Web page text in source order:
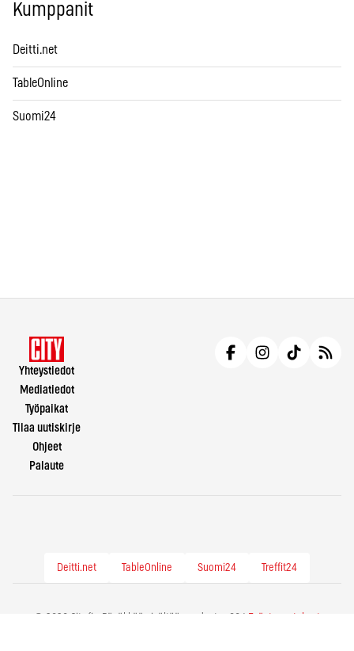
Kumppanit
Deitti.net
TableOnline
Suomi24
Yhteystiedot
Mediatiedot
Työpaikat
Tilaa uutiskirje
Ohjeet
Palaute
Deitti.net TableOnline Suomi24 Treffit24